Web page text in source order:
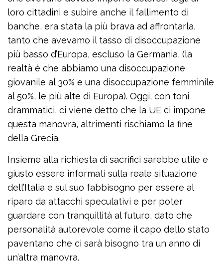
loro cittadini e subire anche il fallimento di
banche, era stata la più brava ad affrontarla,
tanto che avevamo il tasso di disoccupazione
più basso d’Europa, escluso la Germania, (la
realtà è che abbiamo una disoccupazione
giovanile al 30% e una disoccupazione femminile
al 50%, le più alte di Europa). Oggi, con toni
drammatici, ci viene detto che la UE ci impone
questa manovra, altrimenti rischiamo la fine
della Grecia.
Insieme alla richiesta di sacrifici sarebbe utile e
giusto essere informati sulla reale situazione
dell’Italia e sul suo fabbisogno per essere al
riparo da attacchi speculativi e per poter
guardare con tranquillità al futuro, dato che
personalità autorevole come il capo dello stato
paventano che ci sarà bisogno tra un anno di
un’altra manovra.